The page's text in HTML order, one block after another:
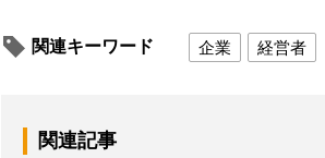
関連キーワード 企業 経営者
関連記事